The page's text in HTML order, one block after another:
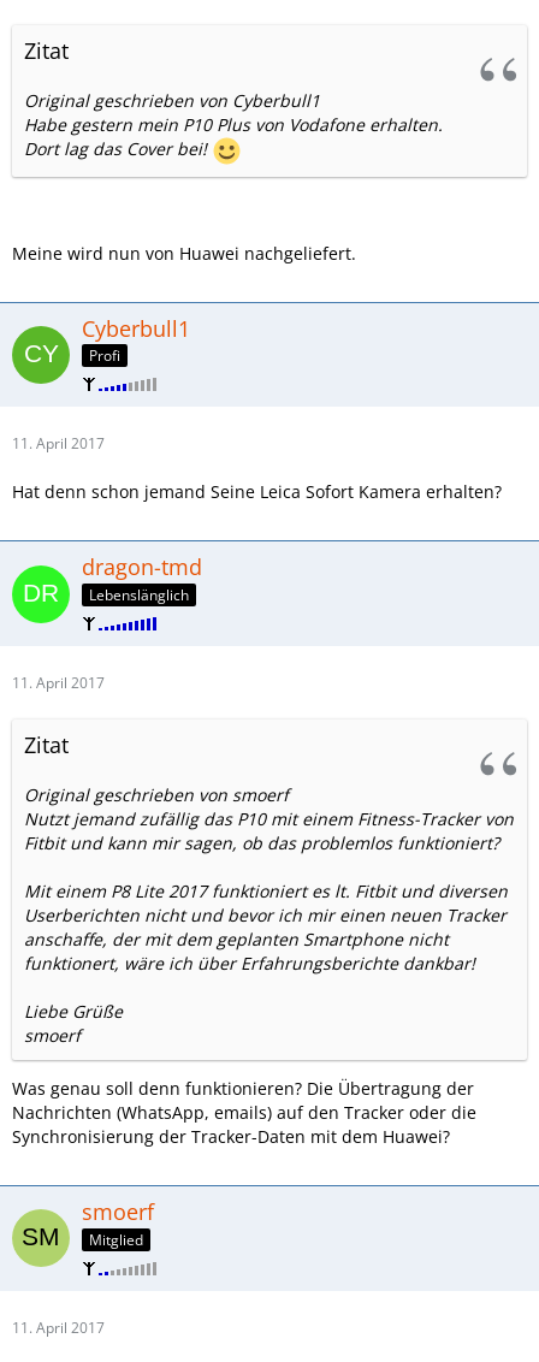
Zitat
Original geschrieben von Cyberbull1
Habe gestern mein P10 Plus von Vodafone erhalten.
Dort lag das Cover bei!
Meine wird nun von Huawei nachgeliefert.
Cyberbull1
Profi
11. April 2017
Hat denn schon jemand Seine Leica Sofort Kamera erhalten?
dragon-tmd
Lebenslänglich
11. April 2017
Zitat
Original geschrieben von smoerf
Nutzt jemand zufällig das P10 mit einem Fitness-Tracker von
Fitbit und kann mir sagen, ob das problemlos funktioniert?
Mit einem P8 Lite 2017 funktioniert es lt. Fitbit und diversen
Userberichten nicht und bevor ich mir einen neuen Tracker
anschaffe, der mit dem geplanten Smartphone nicht
funktionert, wäre ich über Erfahrungsberichte dankbar!
Liebe Grüße
smoerf
Was genau soll denn funktionieren? Die Übertragung der
Nachrichten (WhatsApp, emails) auf den Tracker oder die
Synchronisierung der Tracker-Daten mit dem Huawei?
smoerf
Mitglied
11. April 2017